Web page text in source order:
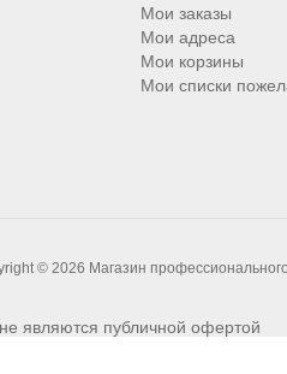
Мои заказы
Мои адреса
Мои корзины
Мои списки
© 2026 Магазин
являются публичной офертой